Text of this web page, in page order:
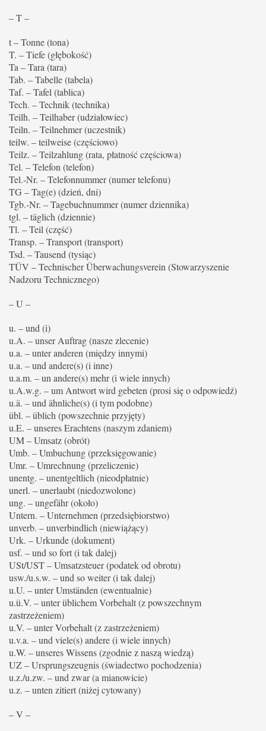
– T –
t – Tonne (tona)
T. – Tiefe (głębokość)
Ta – Tara (tara)
Tab. – Tabelle (tabela)
Taf. – Tafel (tablica)
Tech. – Technik (technika)
Teilh. – Teilhaber (udziałowiec)
Teiln. – Teilnehmer (uczestnik)
teilw. – teilweise (częściowo)
Teilz. – Teilzahlung (rata, płatność częściowa)
Tel. – Telefon (telefon)
Tel.-Nr. – Telefonnummer (numer telefonu)
TG – Tag(e) (dzień, dni)
Tgb.-Nr. – Tagebuchnummer (numer dziennika)
tgl. – täglich (dziennie)
Tl. – Teil (część)
Transp. – Transport (transport)
Tsd. – Tausend (tysiąc)
TÜV – Technischer Überwachungsverein (Stowarzyszenie
Nadzoru Technicznego)
– U –
u. – und (i)
u.A. – unser Auftrag (nasze zlecenie)
u.a. – unter anderen (między innymi)
u.a. – und andere(s) (i inne)
u.a.m. – un andere(s) mehr (i wiele innych)
u.A.w.g. – um Antwort wird gebeten (prosi się o odpowiedź)
u.ä. – und ähnliche(s) (i tym podobne)
übl. – üblich (powszechnie przyjęty)
u.E. – unseres Erachtens (naszym zdaniem)
UM – Umsatz (obrót)
Umb. – Umbuchung (przeksięgowanie)
Umr. – Umrechnung (przeliczenie)
unentg. – unentgeltlich (nieodpłatnie)
unerl. – unerlaubt (niedozwolone)
ung. – ungefähr (około)
Untern. – Unternehmen (przedsiębiorstwo)
unverb. – unverbindlich (niewiążący)
Urk. – Urkunde (dokument)
usf. – und so fort (i tak dalej)
USt/UST – Umsatzsteuer (podatek od obrotu)
usw./u.s.w. – und so weiter (i tak dalej)
u.U. – unter Umständen (ewentualnie)
u.ü.V. – unter üblichem Vorbehalt (z powszechnym
zastrzeżeniem)
u.V. – unter Vorbehalt (z zastrzeżeniem)
u.v.a. – und viele(s) andere (i wiele innych)
u.W. – unseres Wissens (zgodnie z naszą wiedzą)
UZ – Ursprungszeugnis (świadectwo pochodzenia)
u.z./u.zw. – und zwar (a mianowicie)
u.z. – unten zitiert (niżej cytowany)
– V –